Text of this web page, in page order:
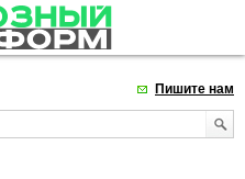
Пишите нам